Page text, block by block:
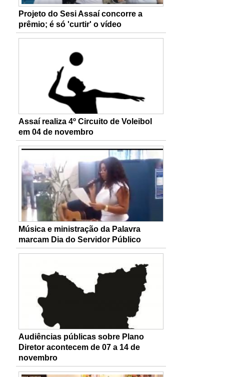
Projeto do Sesi Assaí concorre a
prêmio; é só 'curtir' o vídeo
Assaí realiza 4º Circuito de Voleibol
em 04 de novembro
Música e ministração da Palavra
marcam Dia do Servidor Público
Audiências públicas sobre Plano
Diretor acontecem de 07 a 14 de
novembro